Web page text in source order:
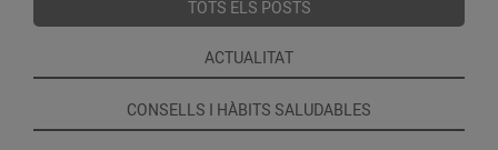
TOTS ELS POSTS
ACTUALITAT
CONSELLS I HÀBITS SALUDABLES